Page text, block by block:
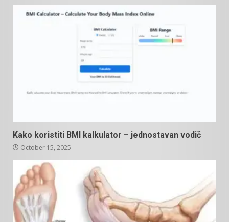
Kako koristiti BMI kalkulator – jednostavan vodič
October 15, 2025